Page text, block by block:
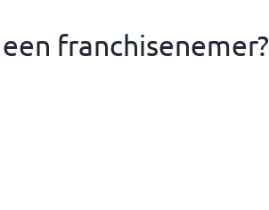
franchisenemer?